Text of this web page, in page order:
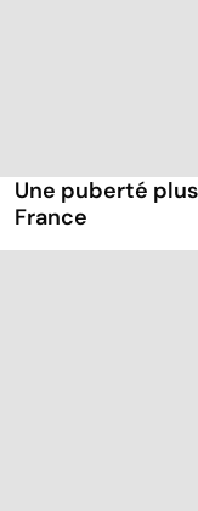
Une puberté
France